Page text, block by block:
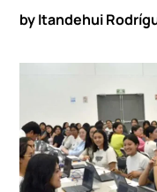
byItandehui